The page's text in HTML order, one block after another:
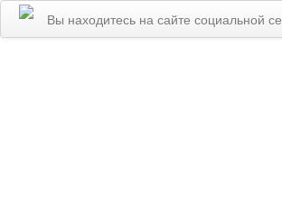
Вы находитесь на сайте социальной